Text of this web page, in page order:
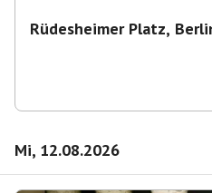
Rüdesheimer Platz,
Mi, 12.08.2026